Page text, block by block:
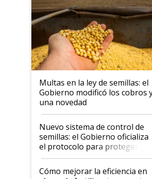
Multas en la ley de semillas: el
Gobierno modificó los cobros
una novedad
Nuevo sistema de control de
semillas: el Gobierno oficializa
el protocolo para proteger la
propiedad intelectual
Cómo mejorar la eficiencia en